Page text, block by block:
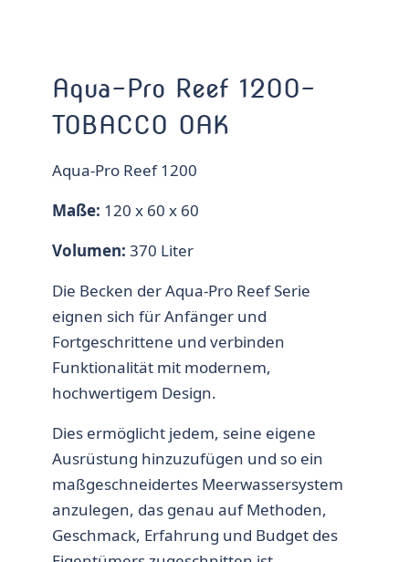
Aqua-Pro Reef 1200-
TOBACCO OAK
Aqua-Pro Reef 1200
Maße: 120 x 60 x 60
Volumen: 370 Liter
Die Becken der Aqua-Pro Reef Serie
eignen sich für Anfänger und
Fortgeschrittene und verbinden
Funktionalität mit modernem,
hochwertigem Design.
Dies ermöglicht jedem, seine eigene
Ausrüstung hinzuzufügen und so ein
maßgeschneidertes Meerwassersystem
anzulegen, das genau auf Methoden,
Geschmack, Erfahrung und Budget des